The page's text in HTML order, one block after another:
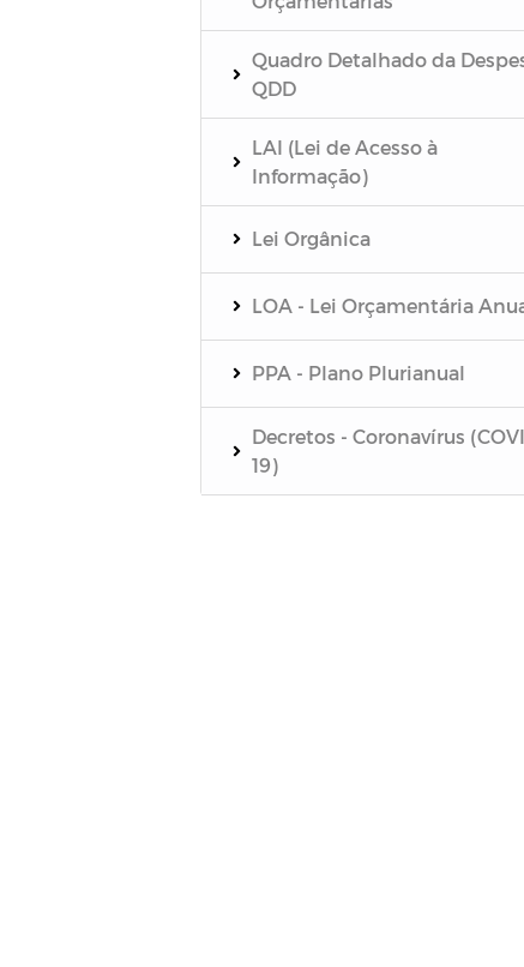
Quadro Detalhado da
QDD
LAI (Lei de Acesso à
Informação)
Lei Orgânica
LOA - Lei Orçamentária
PPA - Plano Plurianual
Decretos - Coronavírus
19)